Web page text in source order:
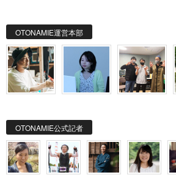
OTONAMIE運営本部
OTONAMIE公式記者